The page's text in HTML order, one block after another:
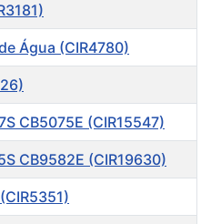
Água (CIR4780)
CB5075E (CIR15547)
CB9582E (CIR19630)